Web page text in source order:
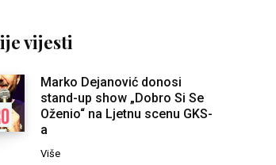
vijesti
Marko Dejanović donosi
stand-up show „Dobro Si Se
Oženio“ na Ljetnu scenu GKS-
a
Više